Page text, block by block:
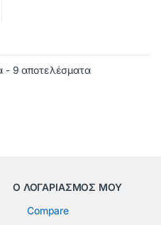
- 9 αποτελέσματα
Ο ΛΟΓΑΡΙΑΣΜΟΣ ΜΟΥ
Compare